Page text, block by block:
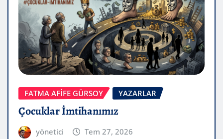
FATMA AFİFE GÜRSOY YAZARLAR
Çocuklar İmtihanımız
yönetici Tem 27, 2026